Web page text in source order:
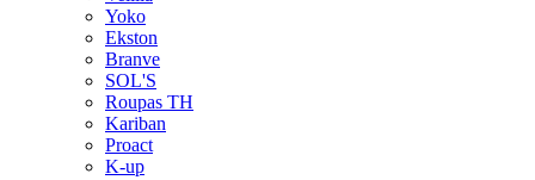
Yoko
Ekston
Branve
SOL'S
Roupas TH
Kariban
Proact
K-up